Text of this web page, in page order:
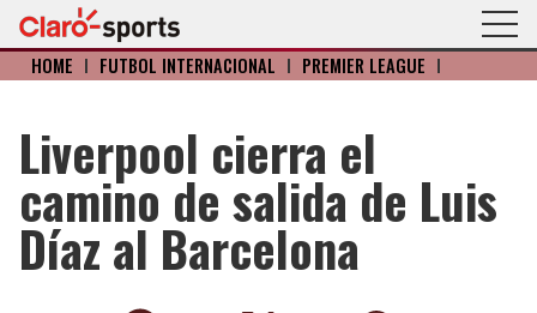
HOME I FÚTBOL INTERNACIONAL I PREMIER LEAGUE I
Liverpool cierra el
camino de salida de Luis
Díaz al Barcelona